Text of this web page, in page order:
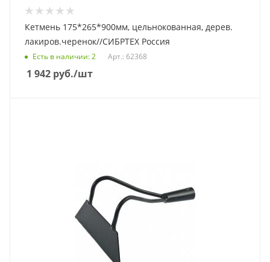
Кетмень 175*265*900мм, цельнокованная, дерев.
лакиров.черенок//СИБРТЕХ Россия
Есть в наличии: 2 Арт.: 62368
1 942 руб./шт